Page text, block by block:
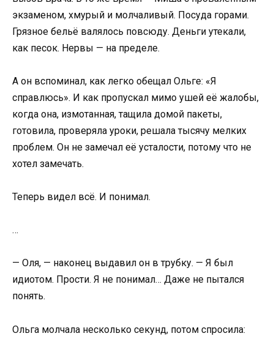
экзаменом, хмурый и молчаливый. Посуда горами.
Грязное бельё валялось повсюду. Деньги утекали,
как песок. Нервы — на пределе.
А он вспоминал, как легко обещал Ольге: «Я
справлюсь». И как пропускал мимо ушей её жалобы,
когда она, измотанная, тащила домой пакеты,
готовила, проверяла уроки, решала тысячу мелких
проблем. Он не замечал её усталости, потому что не
хотел замечать.
Теперь видел всё. И понимал.
…
— Оля, — наконец выдавил он в трубку. — Я был
идиотом. Прости. Я не понимал… Даже не пытался
понять.
Ольга молчала несколько секунд, потом спросила: